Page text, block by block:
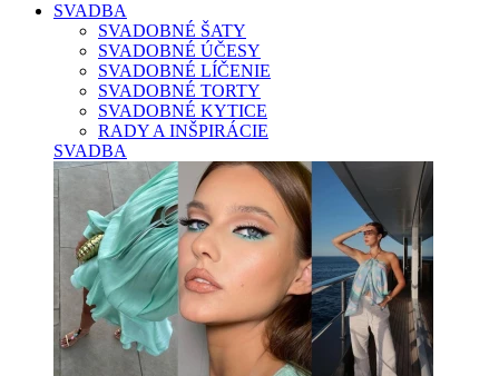
SVADBA
SVADOBNÉ ŠATY
SVADOBNÉ ÚČESY
SVADOBNÉ LÍČENIE
SVADOBNÉ TORTY
SVADOBNÉ KYTICE
RADY A INŠPIRÁCIE
SVADBA